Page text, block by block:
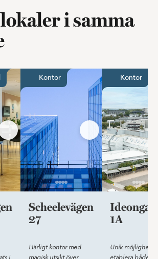
i samma
arbetsplats i stilfulla Gateway
Härligt kontor med magisk
Kontor
Scheelevägen
27
Härligt kontor med
Kontor
1A
Unik möjlighet